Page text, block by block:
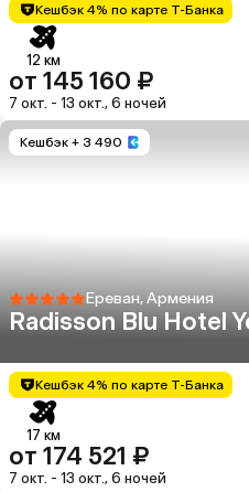
Кешбэк 4% по карте Т-Банка
12 км
от 145 160 ₽
7 окт. - 13 окт., 6 ночей
Кешбэк + 3 490
Ереван, Армения
Radisson Blu Hotel
Кешбэк 4% по карте Т-Банка
17 км
от 174 521 ₽
7 окт. - 13 окт., 6 ночей